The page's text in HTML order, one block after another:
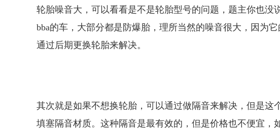
轮胎噪音大，可以看看是不是轮胎型号的问题，题主你也没
bba的车，大部分都是防爆胎，理所当然的噪音很大，因为
通过后期更换轮胎来解决。
其次就是如果不想换轮胎，可以通过做隔音来解决，但是这
填塞隔音材质。这种隔音是最有效的，但是价格也不便宜，